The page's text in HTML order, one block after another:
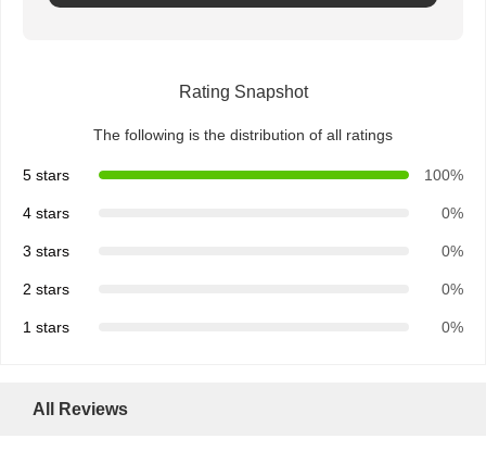
Rating Snapshot
The following is the distribution of all ratings
5 stars 100%
4 stars 0%
3 stars 0%
2 stars 0%
1 stars 0%
All Reviews